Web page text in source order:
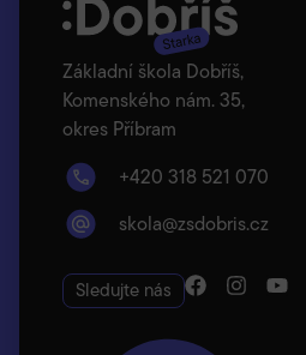
Základní škola Dobříš,
Komenského nám. 35,
okres Příbram
+420 318 521 070
skola@zsdobris.cz
Sledujte nás